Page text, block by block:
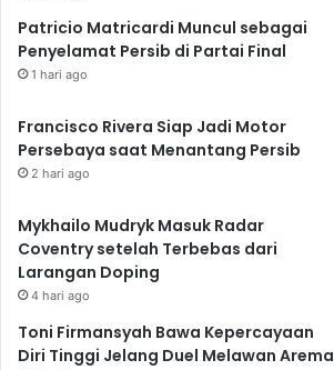
Patricio Matricardi Muncul sebagai
Penyelamat Persib di Partai Final
1 hari ago
Francisco Rivera Siap Jadi Motor
Persebaya saat Menantang Persib
2 hari ago
Mykhailo Mudryk Masuk Radar
Coventry setelah Terbebas dari
Larangan Doping
4 hari ago
Toni Firmansyah Bawa Kepercayaan
Diri Tinggi Jelang Duel Melawan Arema